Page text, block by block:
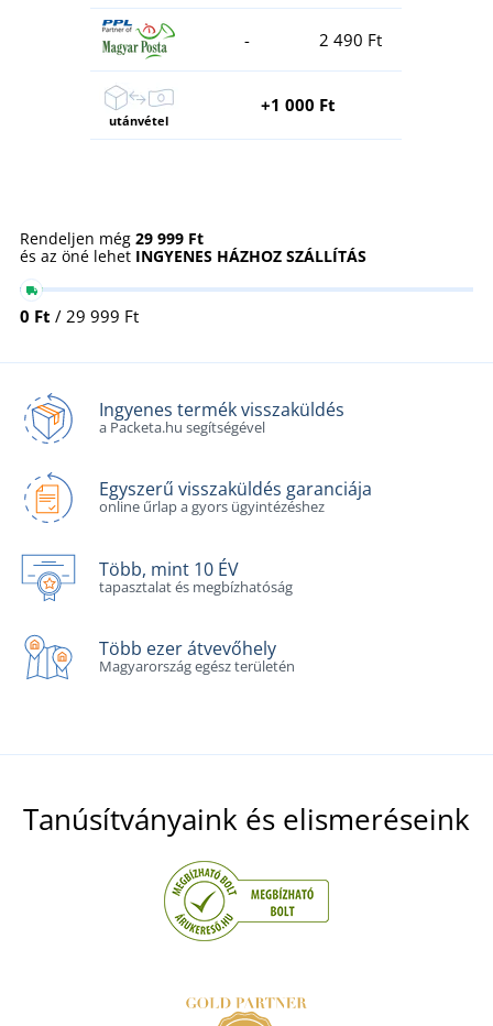
- 2 490 Ft
utánvétel
+1 000 Ft
Rendeljen még 29 999 Ft
és az öné lehet INGYENES HÁZHOZ SZÁLLÍTÁS
0 Ft / 29 999 Ft
Ingyenes termék visszaküldés
a Packeta.hu segítségével
Egyszerű visszaküldés garanciája
online űrlap a gyors ügyintézéshez
Több, mint 10 ÉV
tapasztalat és megbízhatóság
Több ezer átvevőhely
Magyarország egész területén
Tanúsítványaink és elismeréseink